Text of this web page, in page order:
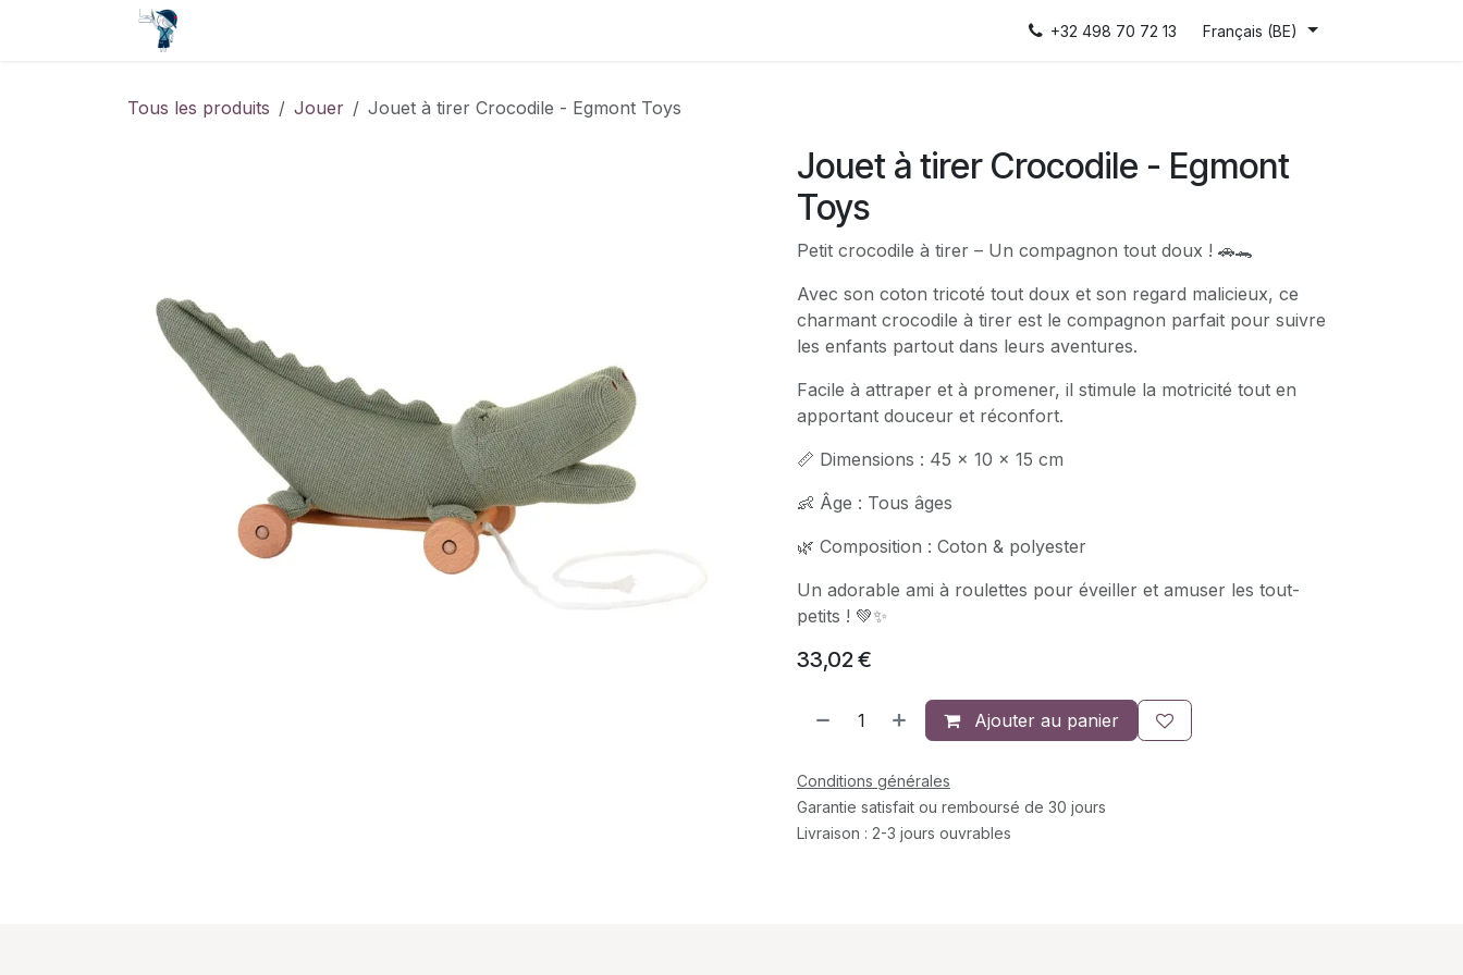
Se rendre au contenu
+32 498 70 72 13 Français (BE)
Tous les produits Jouer Jouet à tirer Crocodile - Egmont Toys
Jouet à tirer Crocodile - Egmont
Toys
Petit crocodile à tirer – Un compagnon tout doux ! 🚗🐊
Avec son coton tricoté tout doux et son regard malicieux, ce
charmant crocodile à tirer est le compagnon parfait pour suivre
les enfants partout dans leurs aventures.
Facile à attraper et à promener, il stimule la motricité tout en
apportant douceur et réconfort.
📏 Dimensions : 45 x 10 x 15 cm
👶 Âge : Tous âges
🌿 Composition : Coton & polyester
Un adorable ami à roulettes pour éveiller et amuser les tout-
petits ! 💚✨
33,02€
Ajouter au panier
Conditions générales
Garantie satisfait ou remboursé de 30 jours
Livraison : 2-3 jours ouvrables